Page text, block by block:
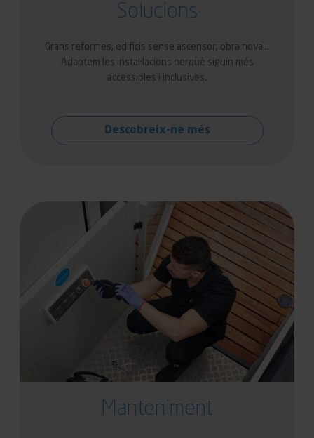
Solucions
Grans reformes, edificis sense ascensor, obra nova…
Adaptem les instal·lacions perquè siguin més
accessibles i inclusives.
Descobreix-ne més
Manteniment